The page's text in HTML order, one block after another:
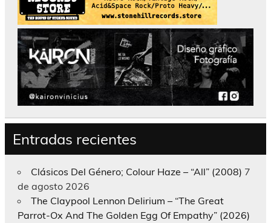
Entradas recientes
Clásicos Del Género; Colour Haze – “All” (2008) 7
de agosto 2026
The Claypool Lennon Delirium – “The Great
Parrot-Ox And The Golden Egg Of Empathy” (2026)